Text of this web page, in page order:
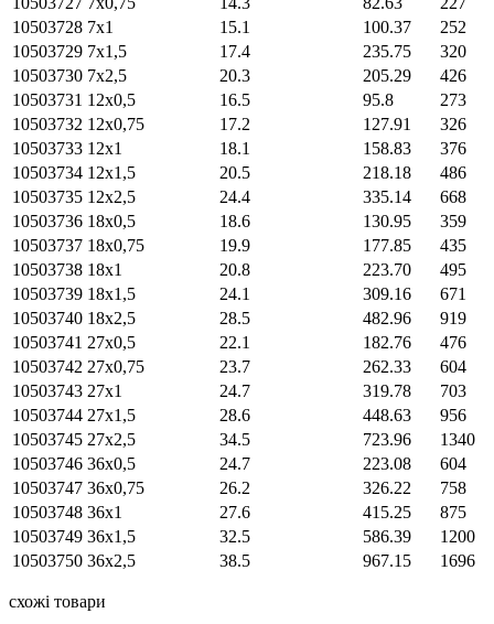
10503728 7х1 15.1 100.37
252
10503729 7х1,5 17.4 235.75
320
10503730 7х2,5 20.3 205.29
426
10503731 12х0,5 16.5 95.8
273
10503732 12х0,75 17.2 127.91
326
10503733 12х1 18.1 158.83
376
10503734 12х1,5 20.5 218.18
486
10503735 12х2,5 24.4 335.14
668
10503736 18х0,5 18.6 130.95
359
10503737 18х0,75 19.9 177.85
435
10503738 18х1 20.8 223.70
495
10503739 18х1,5 24.1 309.16
671
10503740 18х2,5 28.5 482.96
919
10503741 27х0,5 22.1 182.76
476
10503742 27х0,75 23.7 262.33
604
10503743 27х1 24.7 319.78
703
10503744 27х1,5 28.6 448.63
956
10503745 27х2,5 34.5 723.96
1340
10503746 36х0,5 24.7 223.08
604
10503747 36х0,75 26.2 326.22
758
10503748 36х1 27.6 415.25
875
10503749 36х1,5 32.5 586.39
1200
10503750 36х2,5 38.5 967.15 1696
схожі товари